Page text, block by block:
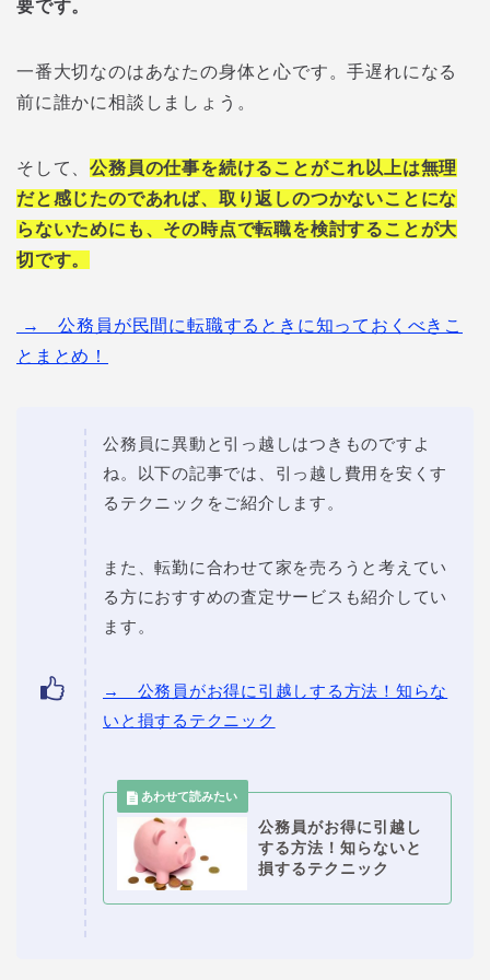
要です。
一番大切なのはあなたの身体と心です。手遅れになる
前に誰かに相談しましょう。
そして、公務員の仕事を続けることがこれ以上は無理
だと感じたのであれば、取り返しのつかないことにな
らないためにも、その時点で転職を検討することが大
切です。
→ 公務員が民間に転職するときに知っておくべきこ
とまとめ！
公務員に異動と引っ越しはつきものですよ
ね。以下の記事では、引っ越し費用を安くす
るテクニックをご紹介します。
また、転勤に合わせて家を売ろうと考えてい
る方におすすめの査定サービスも紹介してい
ます。
→ 公務員がお得に引越しする方法！知らな
いと損するテクニック
公務員がお得に引越し
する方法！知らないと
損するテクニック